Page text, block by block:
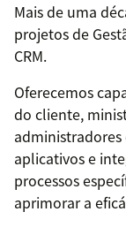
Mais de uma
projetos de
CRM.
Oferecemos
do cliente,
administradores
aplicativos e
processos
aprimorar a